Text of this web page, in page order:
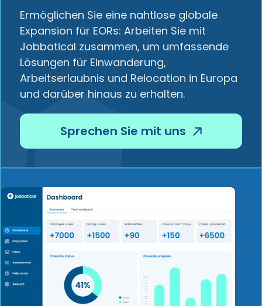
Ermöglichen Sie eine nahtlose globale
Expansion für EORs: Arbeiten Sie mit
Jobbatical zusammen, um umfassende
Lösungen für Einwanderung,
Arbeitserlaubnis und Relocation in Europa
und darüber hinaus zu erhalten.
Sprechen Sie mit uns